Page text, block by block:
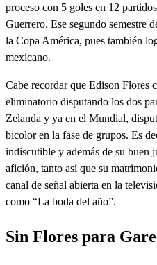
proceso con 5 goles en 12
Guerrero. Ese segundo semestre
la Copa América, pues también
mexicano.
Cabe recordar que Edison Flores
eliminatorio disputando los dos
Zelanda y ya en el Mundial,
bicolor en la fase de grupos. Es
indiscutible y además de su buen
afición, tanto así que su
canal de señal abierta en la
como “La boda del año”.
Sin Flores para